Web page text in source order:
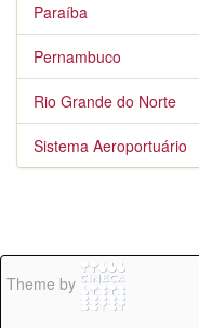
Paraíba
Pernambuco
Rio Grande do Norte
Sistema Aeroportuário
Theme by